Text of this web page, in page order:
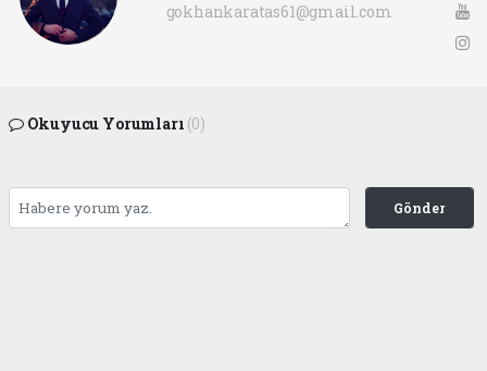
gokhankaratas61@gmail.com
Okuyucu Yorumları (0)
Gönder